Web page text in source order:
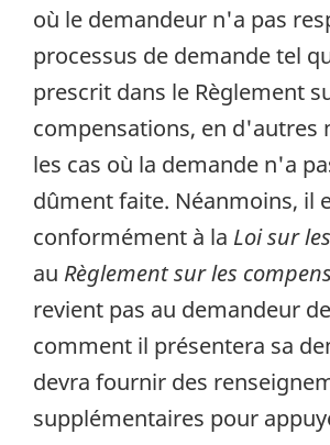
où le demandeur n'a pas
processus de demande tel
prescrit dans le Règlement
compensations, en d'autres
les cas où la demande n'a
dûment faite. Néanmoins, il
conformément à la Loi sur
au Règlement sur les
revient pas au demandeur
comment il présentera sa
devra fournir des
supplémentaires pour